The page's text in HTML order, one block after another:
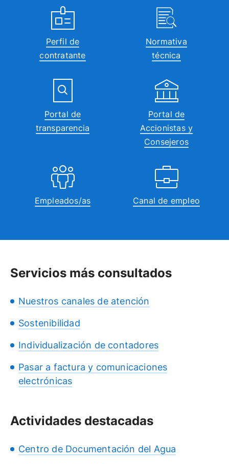
Perfil de
contratante
Normativa
técnica
Portal de
transparencia
Portal de
Accionistas y
Consejeros
Empleados/as Canal de empleo
Servicios más consultados
Nuestros canales de atención
Sostenibilidad
Individualización de contadores
Pasar a factura y comunicaciones
electrónicas
Actividades destacadas
Centro de Documentación del Agua